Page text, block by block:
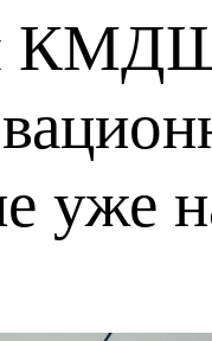
уже